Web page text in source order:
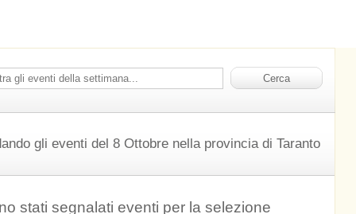
gli eventi del 8 Ottobre nella provincia di Taranto
stati segnalati eventi per la selezione